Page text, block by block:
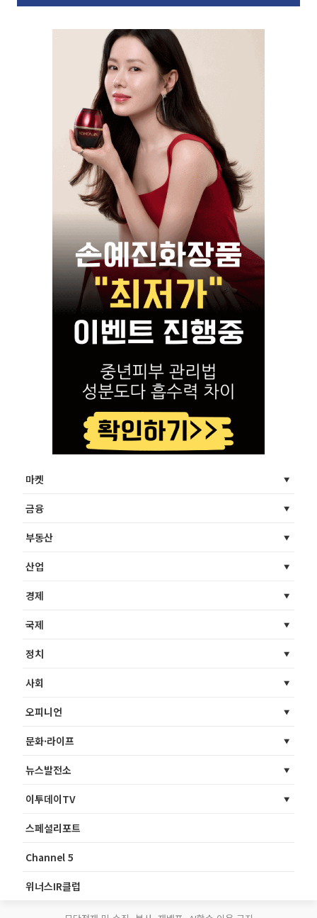
마켓
금융
부동산
산업
경제
국제
정치
사회
오피니언
문화·라이프
뉴스발전소
이투데이TV
스페셜리포트
Channel 5
위너스IR클럽